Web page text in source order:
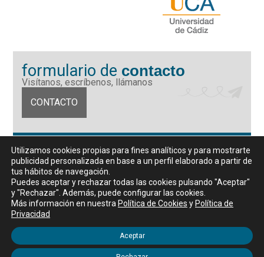
formulario de contacto
Visítanos, escríbenos, llámanos
CONTACTO
Fundación Universidad de Cádiz
Calle Ancha 10 (Edificio José Pérez Llorca), CP. 11001, Cádiz
CIF: G11442167
956 07 03 70 / 72
Horario de atención al público
De lunes a viernes, de 9 a 14 horas
Utilizamos cookies propias para fines analíticos y para mostrarte
publicidad personalizada en base a un perfil elaborado a partir de
tus hábitos de navegación.
Puedes aceptar y rechazar todas las cookies pulsando "Aceptar"
y "Rechazar". Además, puede configurar las cookies.
Más información en nuestra Política de Cookies y Política de
Privacidad
Aceptar